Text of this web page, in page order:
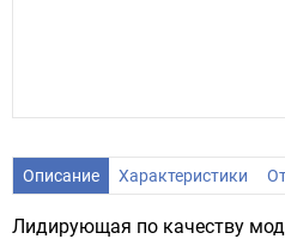
Описание Характеристики
Лидирующая по качеству